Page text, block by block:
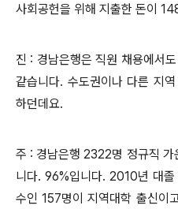
사회공헌을 위해 지출한 돈이
진 : 경남은행은 직원 채용에서
같습니다. 수도권이나 다른 지
하던데요.
주 : 경남은행 2322명 정규직 가
니다. 96%입니다. 2010년 대
수인 157명이 지역대학 출신이